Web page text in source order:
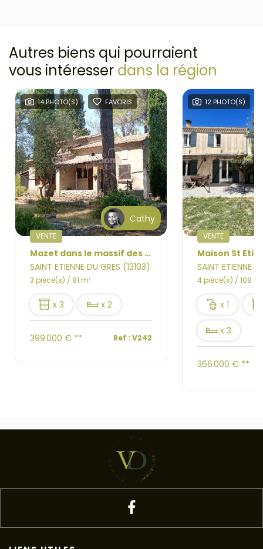
Autres biens qui pourraient
vous intéresser dans la région
14 PHOTO(S) FAVORIS
Cathy
VENTE
Mazet dans le massif des Alpilles
SAINT ETIENNE DU GRES (13103)
3 pièce(s) / 81 m²
x 3 x 2
399 000 € ** Ref : V242
12 PHOTO(S)
VENTE
SAINT ETIENNE
4 pièce(s) / 108 m²
x 1
x 3
366 000 € **